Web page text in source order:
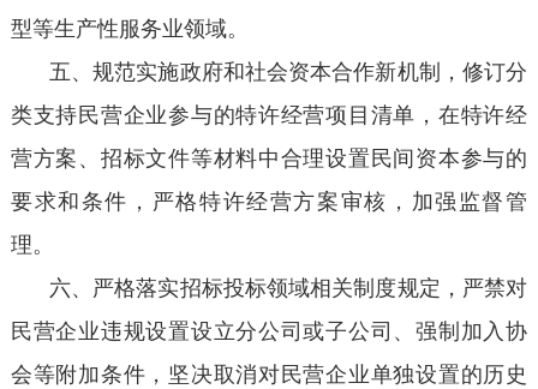
型等生产性服务业领域。
五、规范实施政府和社会资本合作新机制，修订分
类支持民营企业参与的特许经营项目清单，在特许经
营方案、招标文件等材料中合理设置民间资本参与的
要求和条件，严格特许经营方案审核，加强监督管
理。
六、严格落实招标投标领域相关制度规定，严禁对
民营企业违规设置设立分公司或子公司、强制加入协
会等附加条件，坚决取消对民营企业单独设置的历史